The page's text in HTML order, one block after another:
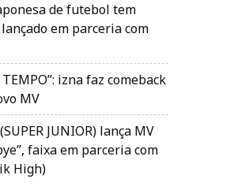
de futebol tem
em parceria com
TEMPO”: izna faz comeback
MV
JUNIOR) lança MV
faixa em parceria com
High)